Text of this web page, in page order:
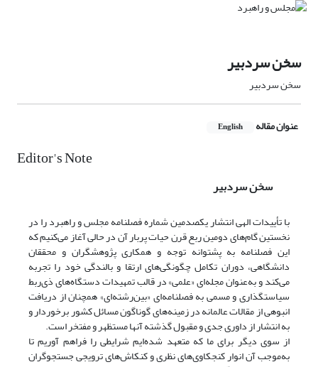
سخن سردبیر
سخن سردبیر
عنوان مقاله English
Editor's Note
سخن سردبیر
با تأییدات الهی انتشار یکصدمین شماره فصلنامه مجلس و راهبرد را در
نخستین گام‌های دومین ربع قرن حیات پر‌بار آن در حالی آغاز می‌کنیم که
این فصلنامه به پشتوانه توجه و همکاری پژوهشگران و محققان
دانشگاهی، دوران تکامل چگونگی‌های ارتقا و بالندگی خود را تجربه
می‌کند و به‌عنوان مجله‌ای «علمی» در قالب تمهیدات دستگاه‌های ذی‌ربط
سیاستگذاری و مسمی به فصلنامه‌ای «‌بین‌رشته‌ای» همچنان از دریافت
انبوهی از مقالات عالمانه در زمینه‌های گوناگون مسائل کشور برخوردار و
به انتشار از داوری جدی و مقبول گذشته آنها مستظهر و مفتخر است.
از سوی دیگر‌ برای ما که متعهد شده‌ایم شرایطی را فراهم آوریم تا
به‌موجب آن انوار کنجکاوی‌های نظری و کنکاش‌های ترویجی جستجوگران